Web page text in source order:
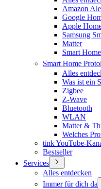
Amazon
Google
Apple
Samsung
Matter
Smart
Smart Home
Alles
Was ist ein
Zigbee
Z-Wave
Bluetooth
WLAN
Matter &
Welches
tink YouTube-
Bestseller
Services
Alles entdecken
Immer für dich da